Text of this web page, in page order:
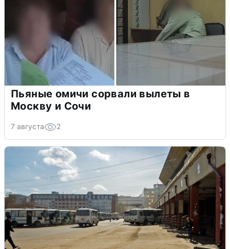
Пьяные омичи сорвали вылеты в
Москву и Сочи
7 августа 2